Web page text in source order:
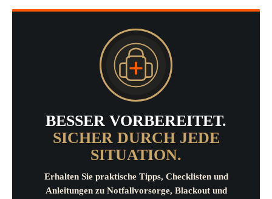
BESSER VORBEREITET.
SICHER DURCH JEDE
SITUATION.
Erhalten Sie praktische Tipps, Checklisten und
Anleitungen zu Notfallvorsorge, Blackout und